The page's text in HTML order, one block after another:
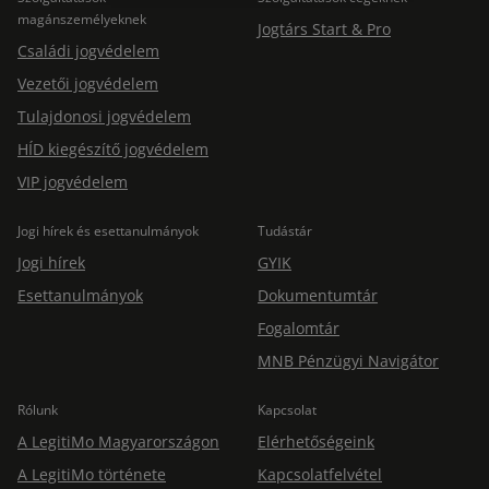
magánszemélyeknek
Családi jogvédelem
Vezetői jogvédelem
Tulajdonosi jogvédelem
HÍD kiegészítő jogvédelem
VIP jogvédelem
Jogtárs Start & Pro
Jogi hírek és esettanulmányok
Jogi hírek
Esettanulmányok
Tudástár
GYIK
Dokumentumtár
Fogalomtár
MNB Pénzügyi Navigátor
Rólunk
A LegitiMo Magyarországon
A LegitiMo története
Kapcsolat
Elérhetőségeink
Kapcsolatfelvétel